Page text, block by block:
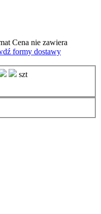
Cena nie zawiera
formy dostawy
szt